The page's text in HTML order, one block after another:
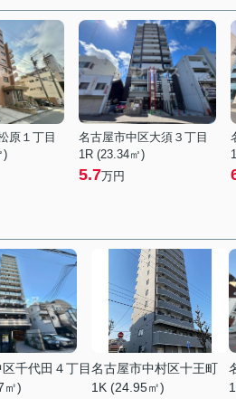
原１丁目
)
名古屋市中区大須３丁目
1R (23.34㎡)
5.7万円
千代田４丁目
㎡)
名古屋市中村区十王町
1K (24.95㎡)